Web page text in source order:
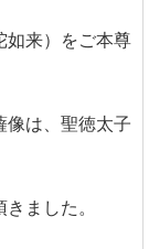
如来）をご本尊
像は、聖徳太子
ました。